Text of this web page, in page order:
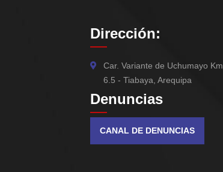
Dirección:
Car. Variante de Uchumayo Km
6.5 - Tiabaya, Arequipa
Denuncias
CANAL DE DENUNCIAS